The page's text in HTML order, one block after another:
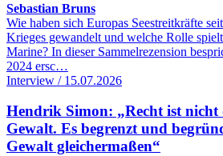
Sebastian Bruns
Wie haben sich Europas Seestreitkräfte
Krieges gewandelt und welche Rolle
Marine? In dieser Sammelrezension
2024 ersc…
Interview / 15.07.2026
Hendrik Simon: „Recht ist nicht
Gewalt. Es begrenzt und
Gewalt gleichermaßen“